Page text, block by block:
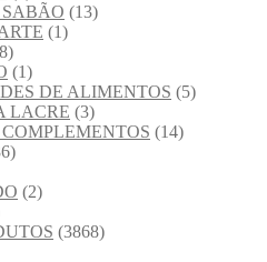
SABÃO (13)
(1)
(1)
DE ALIMENTOS (5)
LACRE (3)
(14)
(2)
(3868)